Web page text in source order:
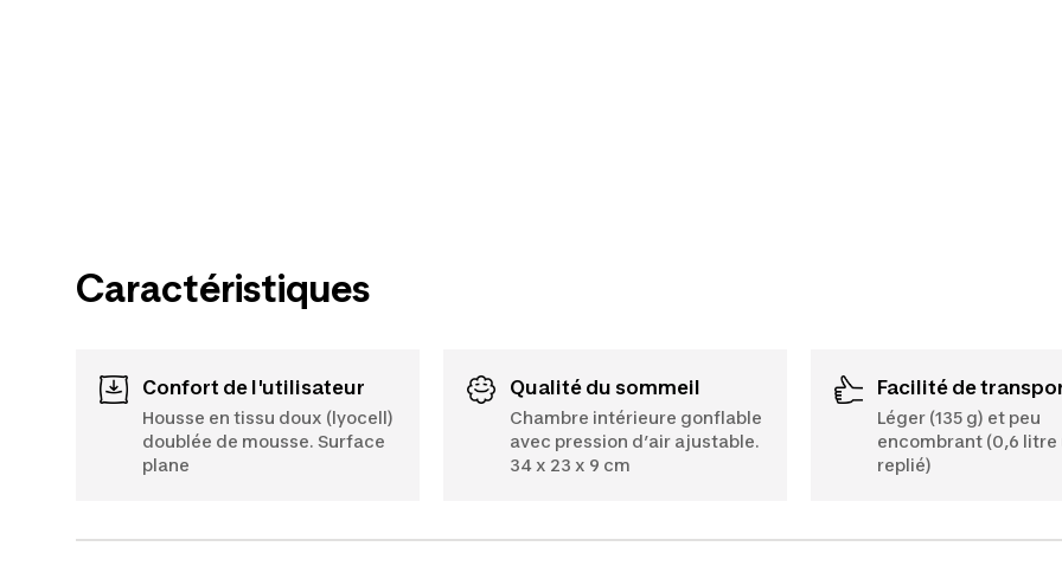
Caractéristiques
Confort de l'utilisateur
Housse en tissu doux (lyocell)
doublée de mousse. Surface
plane
Qualité du sommeil
Chambre intérieure gonflable
avec pression d’air ajustable.
34 x 23 x 9 cm
Facilité de
Léger (135 g) et peu
encombrant (0,6 litre
replié)